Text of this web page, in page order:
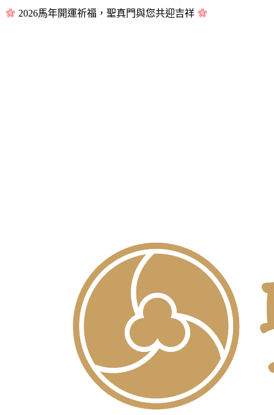
2026馬年開運祈福，聖真門與您共迎吉祥